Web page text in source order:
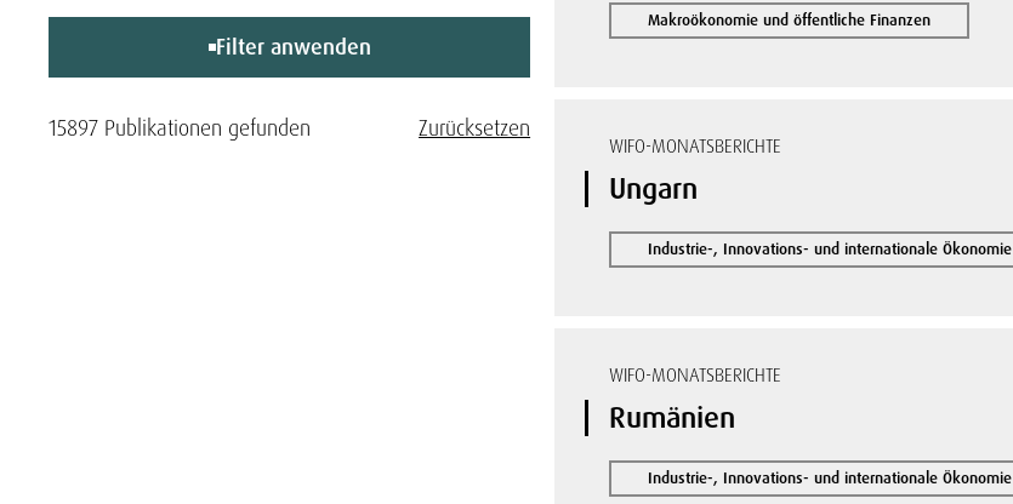
Filter anwenden
15897 Publikationen gefunden Zurücksetzen
Makroökonomie und öffentliche Finanzen
WIFO-MONATSBERICHTE
Ungarn
Industrie-, Innovations- und internationale Ökonomie
WIFO-MONATSBERICHTE
Rumänien
Industrie-, Innovations- und internationale Ökonomie